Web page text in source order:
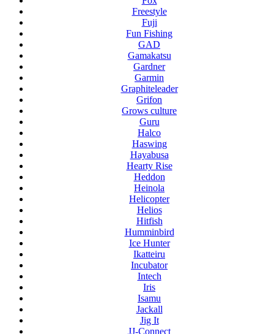
Freestyle
Fuji
Fun Fishing
GAD
Gamakatsu
Gardner
Garmin
Graphiteleader
Grifon
Grows culture
Guru
Halco
Haswing
Hayabusa
Hearty Rise
Heddon
Heinola
Helicopter
Helios
Hitfish
Humminbird
Ice Hunter
Ikatteiru
Incubator
Intech
Iris
Isamu
Jackall
Jig It
JJ-Connect